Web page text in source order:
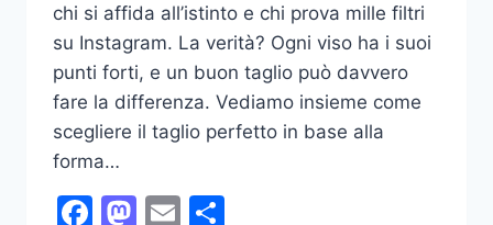
chi si affida all’istinto e chi prova mille filtri
su Instagram. La verità? Ogni viso ha i suoi
punti forti, e un buon taglio può davvero
fare la differenza. Vediamo insieme come
scegliere il taglio perfetto in base alla
forma…
Facebook
Mastodon
Email